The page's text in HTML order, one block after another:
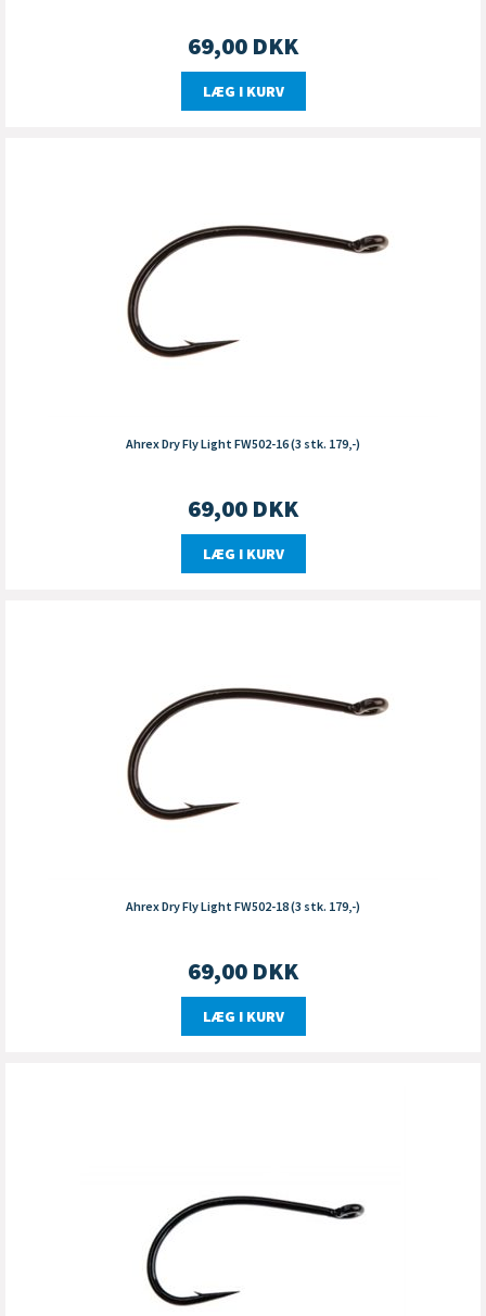
69,00 DKK
LÆG I KURV
Ahrex Dry Fly Light FW502-16 (3 stk. 179,-)
69,00 DKK
LÆG I KURV
Ahrex Dry Fly Light FW502-18 (3 stk. 179,-)
69,00 DKK
LÆG I KURV